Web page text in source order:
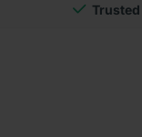
Trusted